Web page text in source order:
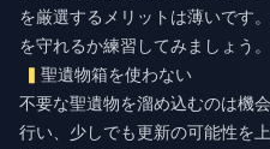
を厳選するメリットは薄いです
を守れるか練習してみましょう。
聖遺物箱を使わない
不要な聖遺物を溜め込むのは機
行い、少しでも更新の可能性を上